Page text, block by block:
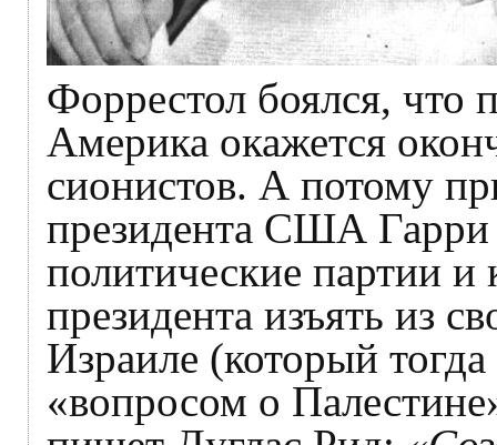
Форрестол боялся, что
Америка окажется
сионистов. А потому
президента США Гарри
политические партии и
президента изъять из
Израиле (который
«вопросом о